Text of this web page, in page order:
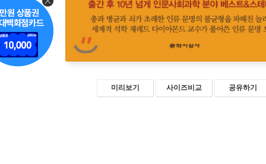
미리보기 사이즈비교 공유하기